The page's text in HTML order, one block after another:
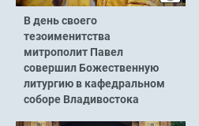
В день своего
тезоименитства
митрополит Павел
совершил Божественную
литургию в кафедральном
соборе Владивостока